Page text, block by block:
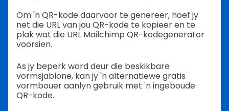
Om 'n QR-kode daarvoor te genereer, hoef jy
net die URL van jou QR-kode te kopieer en te
plak wat die URL Mailchimp QR-kodegenerator
voorsien.
As jy beperk word deur die beskikbare
vormsjablone, kan jy 'n alternatiewe gratis
vormbouer aanlyn gebruik met 'n ingeboude
QR-kode.